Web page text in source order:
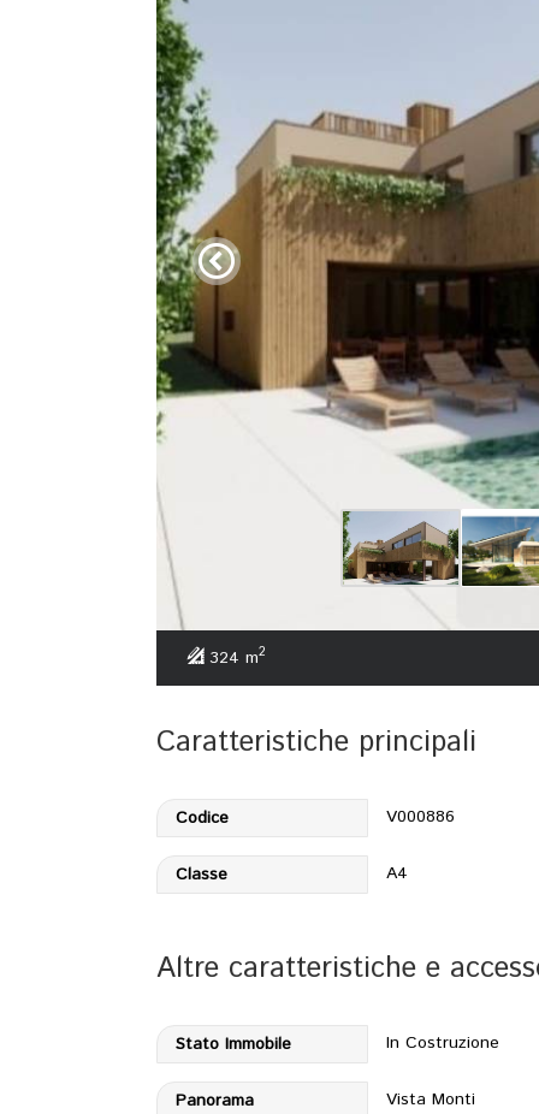
324 m2
Caratteristiche principali
Codice V000886
Classe A4
Altre caratteristiche e
Stato Immobile In Costruzione
Panorama Vista Monti